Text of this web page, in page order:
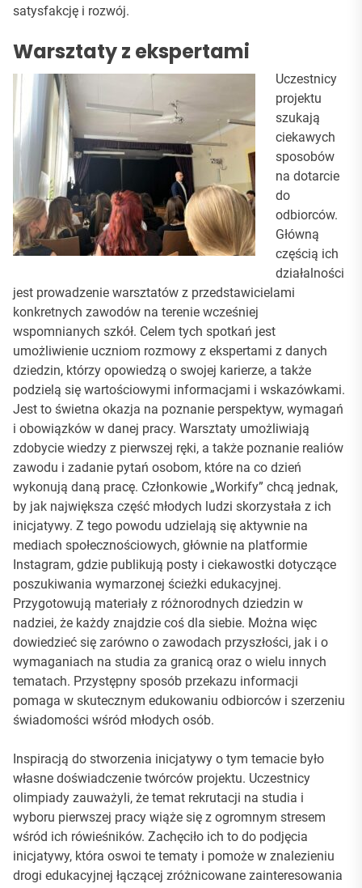
satysfakcję i rozwój.
Warsztaty z ekspertami
Uczestnicy
projektu
szukają
ciekawych
sposobów
na dotarcie
do
odbiorców.
Główną
częścią ich
działalności
jest prowadzenie warsztatów z przedstawicielami
konkretnych zawodów na terenie wcześniej
wspomnianych szkół. Celem tych spotkań jest
umożliwienie uczniom rozmowy z ekspertami z danych
dziedzin, którzy opowiedzą o swojej karierze, a także
podzielą się wartościowymi informacjami i wskazówkami.
Jest to świetna okazja na poznanie perspektyw, wymagań
i obowiązków w danej pracy. Warsztaty umożliwiają
zdobycie wiedzy z pierwszej ręki, a także poznanie realiów
zawodu i zadanie pytań osobom, które na co dzień
wykonują daną pracę. Członkowie „Workify” chcą jednak,
by jak największa część młodych ludzi skorzystała z ich
inicjatywy. Z tego powodu udzielają się aktywnie na
mediach społecznościowych, głównie na platformie
Instagram, gdzie publikują posty i ciekawostki dotyczące
poszukiwania wymarzonej ścieżki edukacyjnej.
Przygotowują materiały z różnorodnych dziedzin w
nadziei, że każdy znajdzie coś dla siebie. Można więc
dowiedzieć się zarówno o zawodach przyszłości, jak i o
wymaganiach na studia za granicą oraz o wielu innych
tematach. Przystępny sposób przekazu informacji
pomaga w skutecznym edukowaniu odbiorców i szerzeniu
świadomości wśród młodych osób.
Inspiracją do stworzenia inicjatywy o tym temacie było
własne doświadczenie twórców projektu. Uczestnicy
olimpiady zauważyli, że temat rekrutacji na studia i
wyboru pierwszej pracy wiąże się z ogromnym stresem
wśród ich rówieśników. Zachęciło ich to do podjęcia
inicjatywy, która oswoi te tematy i pomoże w znalezieniu
drogi edukacyjnej łączącej zróżnicowane zainteresowania